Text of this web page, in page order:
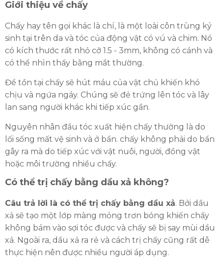
Giới thiệu về chấy
Chấy hay tên gọi khác là chí, là một loài côn trùng ký
sinh tại trên da và tóc của động vật có vú và chim. Nó
có kích thước rất nhỏ cỡ 1.5 - 3mm, không có cánh và
có thể nhìn thấy bằng mắt thường.
Để tồn tại chấy sẽ hút máu của vật chủ khiến khó
chịu và ngứa ngáy. Chúng sẽ đẻ trứng lên tóc và lây
lan sang người khác khi tiếp xúc gần.
Nguyên nhân đầu tóc xuất hiện chấy thường là do
lối sống mất vệ sinh và ở bẩn. chấy không phải do bẩn
gây ra mà do tiếp xúc với vật nuôi, người, đồng vật
hoặc môi trường nhiều chấy.
Có thể trị chấy bằng dầu xả không?
Câu trả lời là có thể trị chấy bằng dầu xả. Bởi dầu
xả sẽ tạo một lớp màng mỏng trơn bóng khiến chấy
không bám vào sợi tóc được và chấy sẽ bị say mùi dầu
xả. Ngoài ra, dầu xả ra rẻ và cách trị chấy cũng rất dễ
thực hiện nên được nhiều người áp dụng.
ĐĂNG KÝ TƯ VẤN MIỄN PHÍ
0335587487